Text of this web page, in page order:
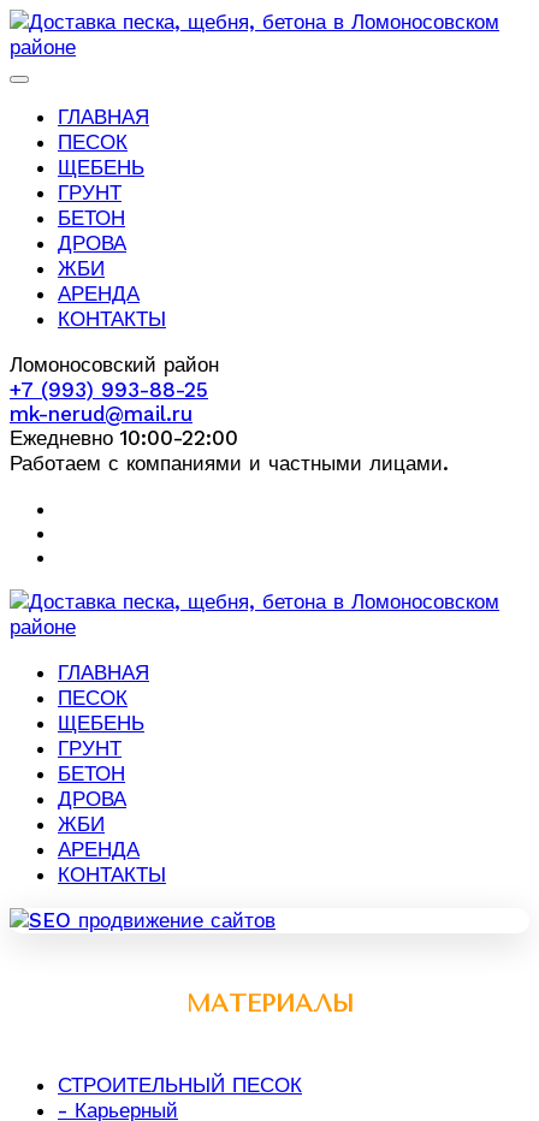
ГЛАВНАЯ
ПЕСОК
ЩЕБЕНЬ
ГРУНТ
БЕТОН
ДРОВА
ЖБИ
АРЕНДА
КОНТАКТЫ
Ломоносовский район
+7 (993) 993-88-25
mk-nerud@mail.ru
Ежедневно 10:00-22:00
Работаем с компаниями и частными лицами.
ГЛАВНАЯ
ПЕСОК
ЩЕБЕНЬ
ГРУНТ
БЕТОН
ДРОВА
ЖБИ
АРЕНДА
КОНТАКТЫ
МАТЕРИАЛЫ
СТРОИТЕЛЬНЫЙ ПЕСОК
- Карьерный